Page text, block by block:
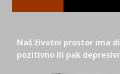
Naš životni prostor ima
pozitivno ili pak